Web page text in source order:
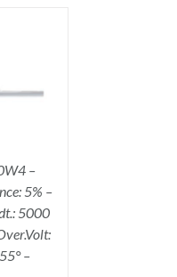
–
5% –
5000
–